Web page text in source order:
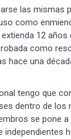
las mismas
como
12
como
hace una
tengo que
dentro de
se pone